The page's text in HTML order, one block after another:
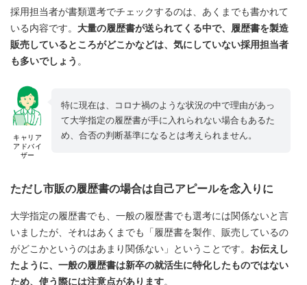
採用担当者が書類選考でチェックするのは、あくまでも書かれて
いる内容です。 大量の履歴書が送られてくる中で、履歴書を製造
販売しているところがどこかなどは、気にしていない採用担当者
も多いでしょう 。
キャリア
アドバイ
ザー
特に現在は、コロナ禍のような状況の中で理由があっ
て大学指定の履歴書が手に入れられない場合もあるた
め、合否の判断基準になるとは考えられません。
ただし市販の履歴書の場合は自己アピールを念入りに
大学指定の履歴書でも、一般の履歴書でも選考には関係ないと言
いましたが、それはあくまでも「履歴書を製作、販売しているの
がどこかというのはあまり関係ない」ということです。 お伝えし
たように、一般の履歴書は新卒の就活生に特化したものではない
ため、使う際には注意点があります。